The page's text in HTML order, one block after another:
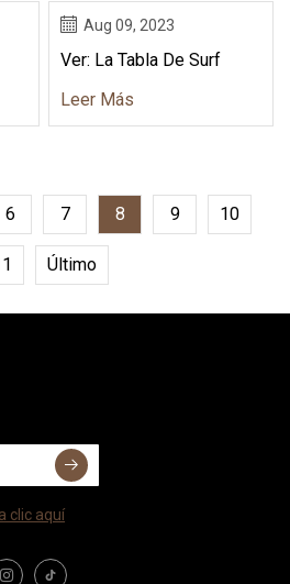
Aug 09, 2023
Ver: La Tabla De Surf
Leer Más
6 7 8 9 10
Último
clic aquí